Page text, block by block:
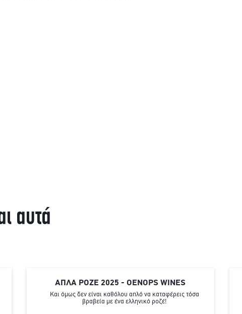
αυτά
ΑΠΛΑ ΡΟΖΕ 2025 - OENOPS WINES
Και όμως δεν είναι καθόλου απλό να καταφέρεις τόσα
βραβεία με ένα ελληνικό ροζέ!